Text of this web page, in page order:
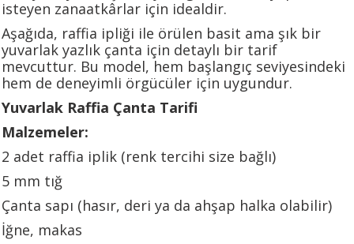
isteyen zanaatkârlar için idealdir.
Aşağıda, raffia ipliği ile örülen basit ama şık bir
yuvarlak yazlık çanta için detaylı bir tarif
mevcuttur. Bu model, hem başlangıç seviyesindeki
hem de deneyimli örgücüler için uygundur.
Yuvarlak Raffia Çanta Tarifi
Malzemeler:
2 adet raffia iplik (renk tercihi size bağlı)
5 mm tığ
Çanta sapı (hasır, deri ya da ahşap halka olabilir)
İğne, makas